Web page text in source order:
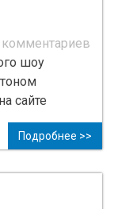
комментариев
шоу
сайте
Подробнее >>